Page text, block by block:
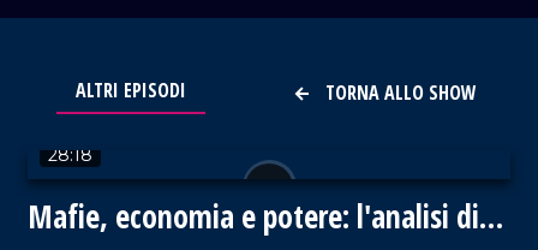
TORNA ALLO SHOW
ALTRI EPISODI
28:18
Mafie, economia e potere: l'analisi di
VAI AL TITOLO